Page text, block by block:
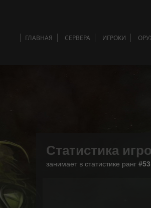
ГЛАВНАЯ СЕРВЕРА ИГРОКИ
Статистика
занимает в статистике ранг #53